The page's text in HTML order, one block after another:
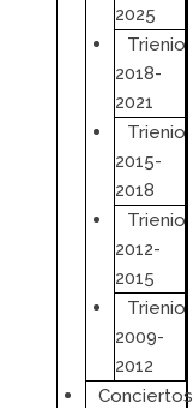
2025
Trienio
2018-
2021
Trienio
2015-
2018
Trienio
2012-
2015
Trienio
2009-
2012
Conciertos